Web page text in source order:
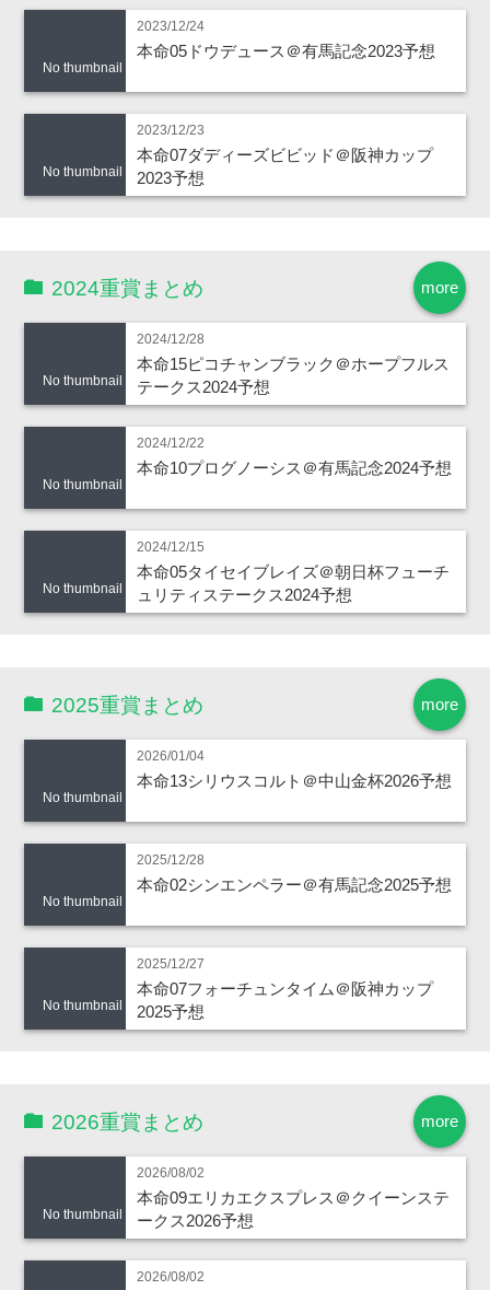
No thumbnail
2023/12/24
本命05ドウデュース＠有馬記念2023予想
No thumbnail
2023/12/23
本命07ダディーズビビッド＠阪神カップ
2023予想
more
2024重賞まとめ
No thumbnail
2024/12/28
本命15ピコチャンブラック＠ホープフルス
テークス2024予想
No thumbnail
2024/12/22
本命10プログノーシス＠有馬記念2024予想
No thumbnail
2024/12/15
本命05タイセイブレイズ＠朝日杯フューチ
ュリティステークス2024予想
more
2025重賞まとめ
No thumbnail
2026/01/04
本命13シリウスコルト＠中山金杯2026予想
No thumbnail
2025/12/28
本命02シンエンペラー＠有馬記念2025予想
No thumbnail
2025/12/27
本命07フォーチュンタイム＠阪神カップ
2025予想
more
2026重賞まとめ
No thumbnail
2026/08/02
本命09エリカエクスプレス＠クイーンステ
ークス2026予想
2026/08/02